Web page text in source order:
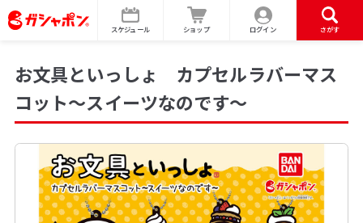
スケジュール ショップ ログイン さがす
お文具といっしょ カプセルラバーマス
コット～スイーツなのです～